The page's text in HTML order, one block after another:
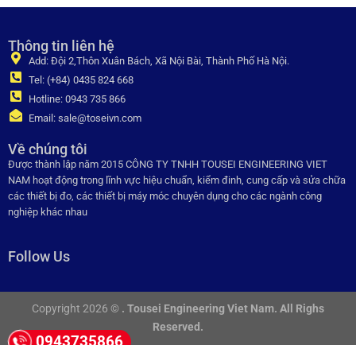
Thông tin liên hệ
Add: Đội 2,Thôn Xuân Bách, Xã Nội Bài, Thành Phố Hà Nội.
Tel: (+84) 0435 824 668
Hotline: 0943 735 866
Email: sale@toseivn.com
Về chúng tôi
Được thành lập năm 2015 CÔNG TY TNHH TOUSEI ENGINEERING VIET
NAM hoạt động trong lĩnh vực hiệu chuẩn, kiểm đinh, cung cấp và sửa chữa
các thiết bị đo, các thiết bị máy móc chuyên dụng cho các ngành công
nghiệp khác nhau
Follow Us
Copyright 2026 © . Tousei Engineering Viet Nam. All Righs
Reserved.